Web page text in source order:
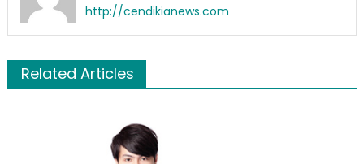
http://cendikianews.com
Related Articles